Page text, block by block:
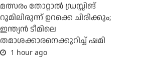
മത്സരം തോറ്റാല്‍ ഡ്രസ്സിങ്
റൂമിലിരുന്ന് ഉറക്കെ ചിരിക്കും;
ഇന്ത്യന്‍ ടീമിലെ
തമാശക്കാരനെക്കുറിച്ച് ഷമി
1 hour ago